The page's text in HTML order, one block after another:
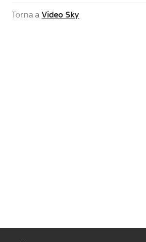
Torna a Video Sky